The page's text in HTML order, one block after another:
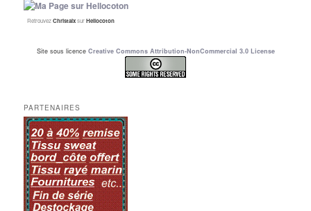
RetrouvezChristalxsurHellocoton
Site sous licence Creative Commons Attribution-NonCommercial 3.0 License
PARTENAIRES